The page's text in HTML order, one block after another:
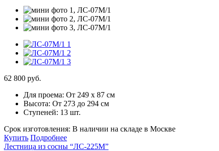
62 800 руб.
Для проема: От 249 х 87 см
Высота: От 273 до 294 см
Ступеней: 13 шт.
Срок изготовления: В наличии на складе в Москве
Купить Подробнее
Лестница из сосны “ЛС-225М”